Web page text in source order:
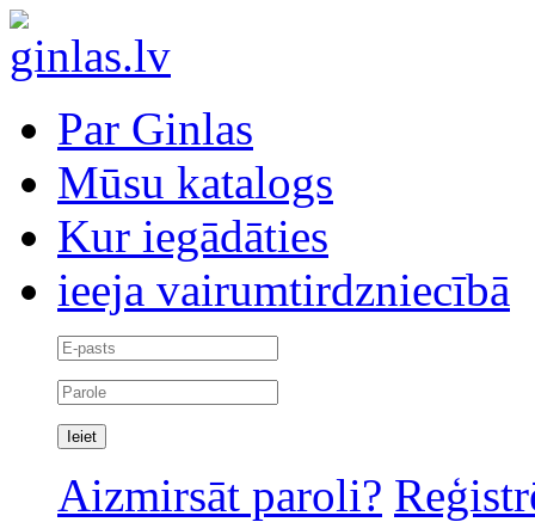
Par Ginlas
Mūsu katalogs
Kur iegādāties
ieeja vairumtirdzniecībā
Aizmirsāt paroli?